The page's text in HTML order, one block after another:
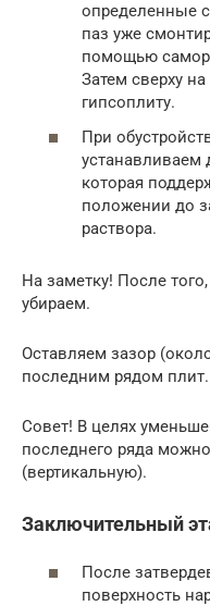
определенные
паз уже
помощью
Затем сверху
гипсоплиту.
При
устанавливаем
которая
положении до
раствора.
На заметку! После
убираем.
Оставляем зазор
последним рядом плит.
Совет! В целях
последнего ряда
(вертикальную).
Заключительный
После
поверхность